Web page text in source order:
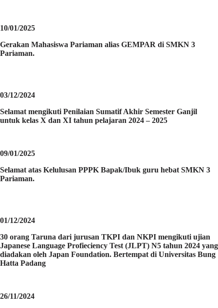
10/01/2025
Gerakan Mahasiswa Pariaman alias GEMPAR di SMKN 3
Pariaman.
03/12/2024
Selamat mengikuti Penilaian Sumatif Akhir Semester Ganjil
untuk kelas X dan XI tahun pelajaran 2024 – 2025
09/01/2025
Selamat atas Kelulusan PPPK Bapak/Ibuk guru hebat SMKN 3
Pariaman.
01/12/2024
30 orang Taruna dari jurusan TKPI dan NKPI mengikuti ujian
Japanese Language Profieciency Test (JLPT) N5 tahun 2024 yang
diadakan oleh Japan Foundation. Bertempat di Universitas Bung
Hatta Padang
26/11/2024